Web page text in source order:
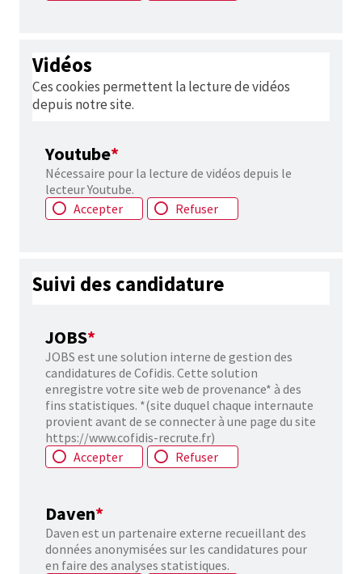
Vidéos
Ces cookies permettent la lecture de vidéos
depuis notre site.
Youtube*
Nécessaire pour la lecture de vidéos depuis le
lecteur Youtube.
Accepter
Refuser
Suivi des candidature
JOBS*
JOBS est une solution interne de gestion des
candidatures de Cofidis. Cette solution
enregistre votre site web de provenance* à des
fins statistiques. *(site duquel chaque internaute
provient avant de se connecter à une page du site
https://www.cofidis-recrute.fr)
Accepter
Refuser
Daven*
Daven est un partenaire externe recueillant des
données anonymisées sur les candidatures pour
en faire des analyses statistiques.